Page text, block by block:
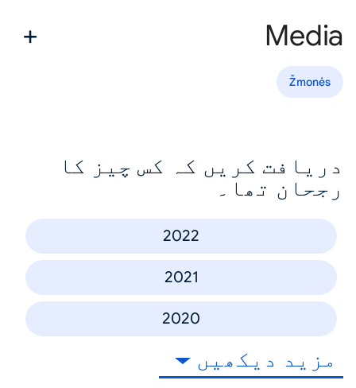
Media
Žmonės
دریافت کریں کہ کس چیز کا
رجحان تھا۔
2022
2021
2020
مزید دیکھیں